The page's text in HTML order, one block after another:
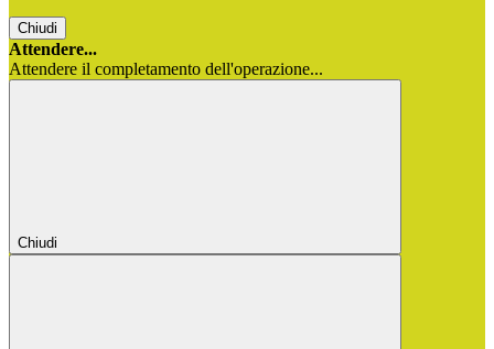
Chiudi
Attendere...
Attendere il completamento dell'operazione...
Chiudi